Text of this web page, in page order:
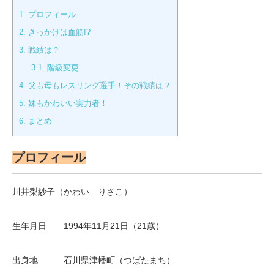
1. プロフィール
2. きっかけは血筋!?
3. 戦績は？
3.1. 階級変更
4. 父も母もレスリング選手！その戦績は？
5. 妹もかわいい実力者！
6. まとめ
プロフィール
川井梨紗子（かわい りさこ）
生年月日 1994年11月21日（21歳）
出身地 石川県津幡町（つばたまち）